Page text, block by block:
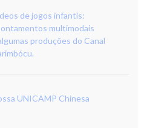
de jogos infantis:
multimodais
produções do Canal
UNICAMP Chinesa